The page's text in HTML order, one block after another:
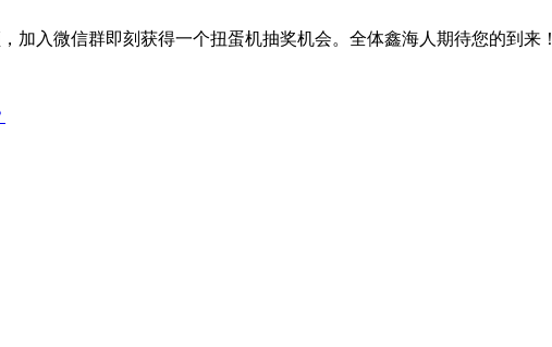
入微信群即刻获得一个扭蛋机抽奖机会。全体鑫海人期待您的到来！